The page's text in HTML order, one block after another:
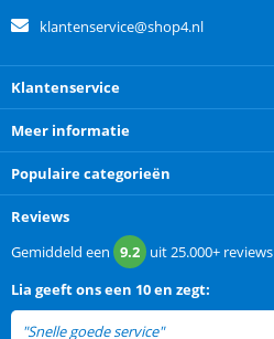
klantenservice@shop4.nl
Klantenservice
Meer informatie
Populaire categorieën
Reviews
Gemiddeld een 9.2 uit25.000+ reviews
Lia geeft ons een 10 en zegt:
"Snelle goede service"